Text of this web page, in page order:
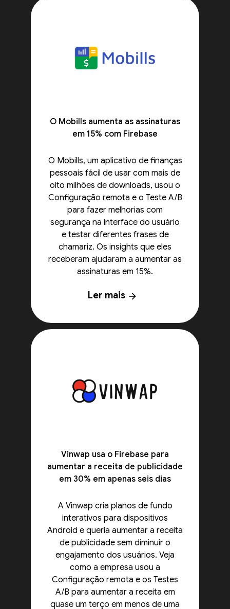
O Mobills aumenta as assinaturas
em 15% com Firebase
O Mobills, um aplicativo de finanças
pessoais fácil de usar com mais de
oito milhões de downloads, usou o
Configuração remota e o Teste A/B
para fazer melhorias com
segurança na interface do usuário
e testar diferentes frases de
chamariz. Os insights que eles
receberam ajudaram a aumentar as
assinaturas em 15%.
Ler mais arrow_forward
Vinwap usa o Firebase para
aumentar a receita de publicidade
em 30% em apenas seis dias
A Vinwap cria planos de fundo
interativos para dispositivos
Android e queria aumentar a receita
de publicidade sem diminuir o
engajamento dos usuários. Veja
como a empresa usou a
Configuração remota e os Testes
A/B para aumentar a receita em
quase um terço em menos de uma